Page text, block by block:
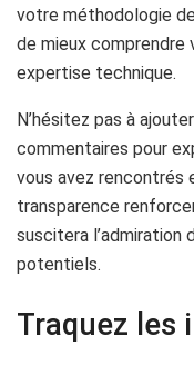
votre méthodologie
de mieux
expertise technique.
N’hésitez pas à
commentaires pour
vous avez rencontrés
transparence
suscitera l’admiration
potentiels.
Traquez les